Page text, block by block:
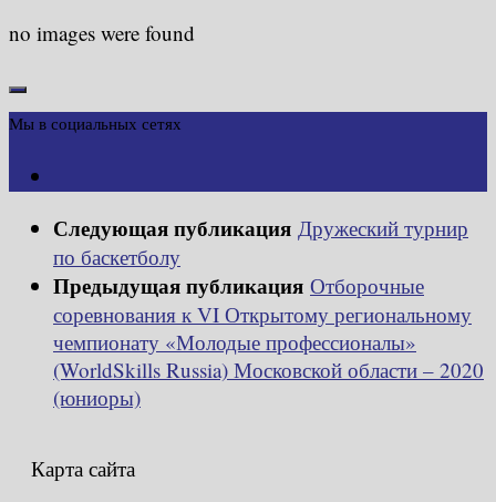
no images were found
Мы в социальных сетях
Следующая публикация Дружеский турнир
по баскетболу
Предыдущая публикация Отборочные
соревнования к VI Открытому региональному
чемпионату «Молодые профессионалы»
(WorldSkills Russia) Московской области – 2020
(юниоры)
Карта сайта